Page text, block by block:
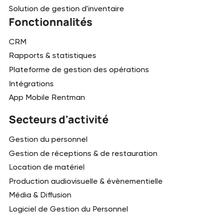
Solution de gestion d'inventaire
Fonctionnalités
CRM
Rapports & statistiques
Plateforme de gestion des opérations
Intégrations
App Mobile Rentman
Secteurs d'activité
Gestion du personnel
Gestion de réceptions & de restauration
Location de matériel
Production audiovisuelle & évènementielle
Média & Diffusion
Logiciel de Gestion du Personnel